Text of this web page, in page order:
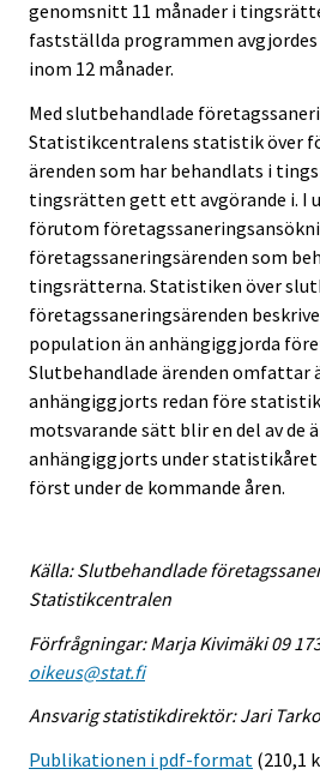
genomsnitt 11 månader i
fastställda programmen avgjordes
inom 12 månader.
Med slutbehandlade
Statistikcentralens statistik över
ärenden som har behandlats i
tingsrätten gett ett avgörande i. I
förutom
företagssaneringsärenden som
tingsrätterna. Statistiken över
företagssaneringsärenden
population än anhängiggjorda
Slutbehandlade ärenden omfattar
anhängiggjorts redan före
motsvarande sätt blir en del av de
anhängiggjorts under statistikåret
först under de kommande åren.
Källa: Slutbehandlade
Statistikcentralen
Förfrågningar: Marja Kivimäki 09
oikeus@stat.fi
Ansvarig statistikdirektör: Jari
Publikationen i pdf-format (210,1